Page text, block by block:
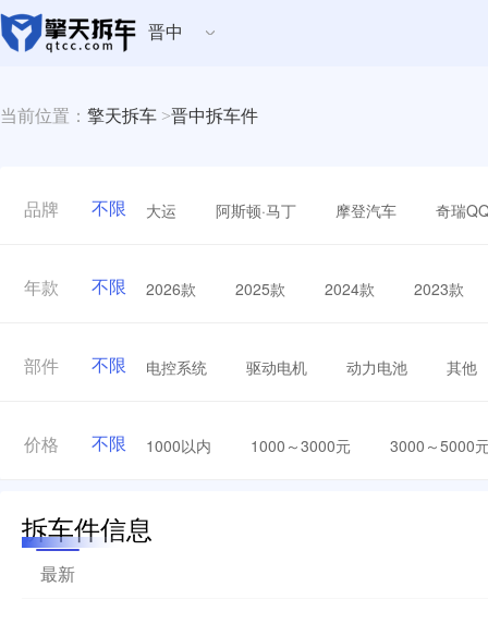
晋中
当前位置： 擎天拆车 >晋中拆车件
品牌 不限 大运 阿斯顿·马丁 摩登汽车 奇瑞
年款 不限 2026款 2025款 2024款 2023款
部件 不限 电控系统 驱动电机 动力电池 其他
价格 不限 1000以内 1000～3000元 3000～5000
拆车件信息
最新